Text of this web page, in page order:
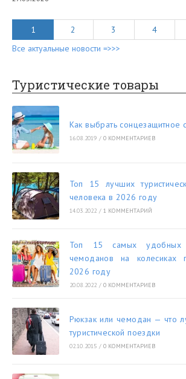
1 2 3 4
Все актуальные новости =>>>
Туристические товары
Как выбрать сонцезащитное
16.08.2019 / 0 КОММЕНТАРИЕВ
Топ 15 лучших
человека в 2026 году
14.03.2022 / 1 КОММЕНТАРИЙ
Топ 15 самых удобных
чемоданов на колесиках
2026 году
20.08.2022 / 0 КОММЕНТАРИЕВ
Рюкзак или чемодан — что
туристической поездки
02.10.2015 / 0 КОММЕНТАРИЕВ